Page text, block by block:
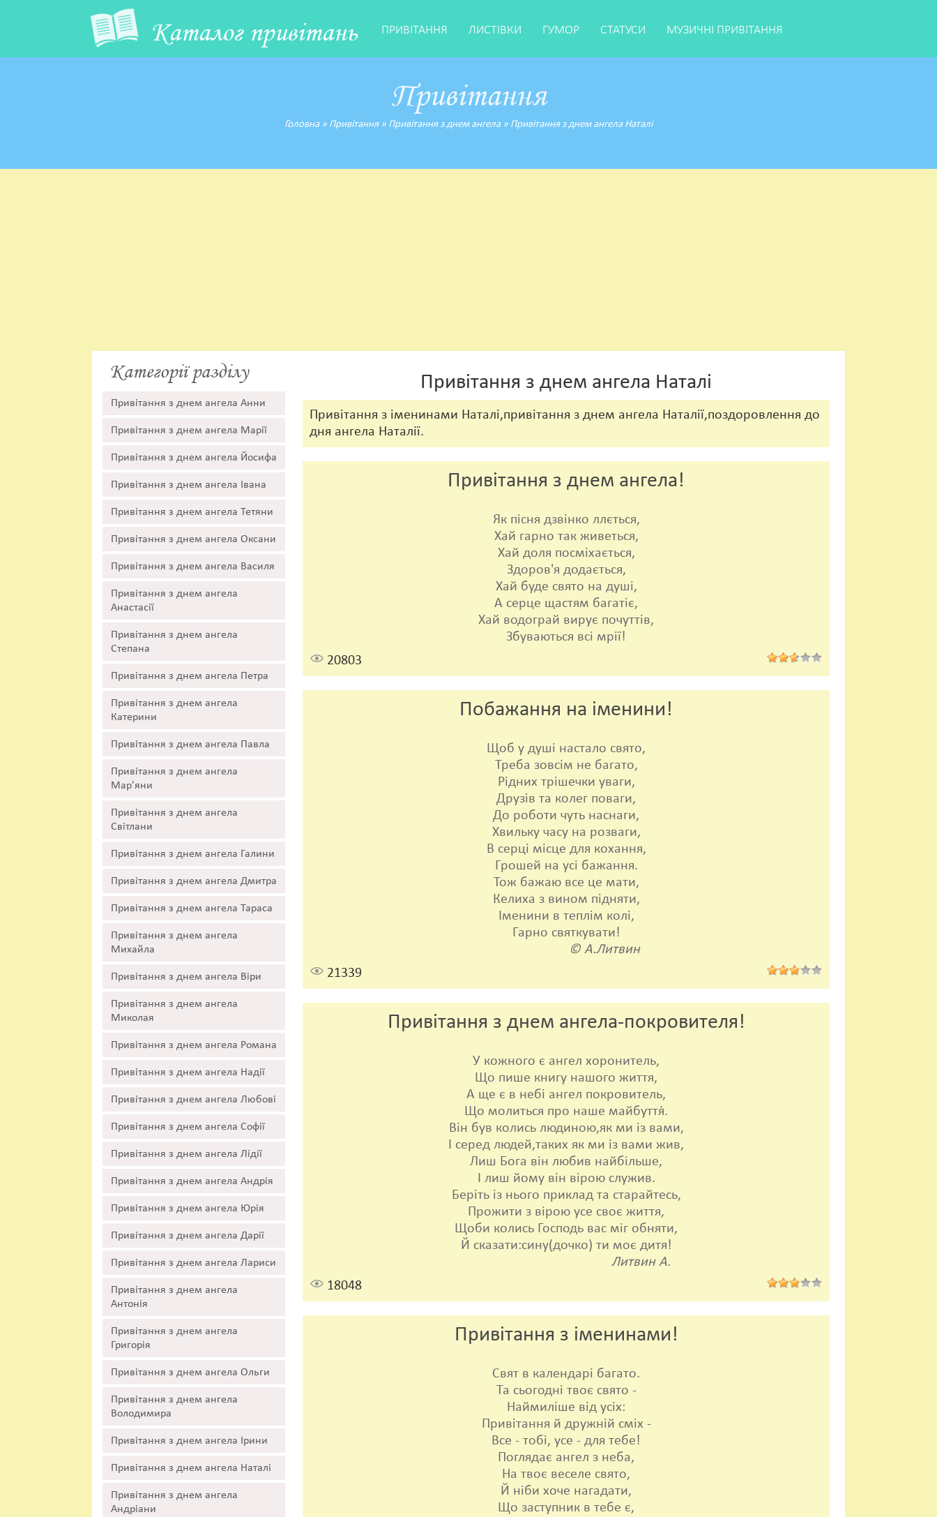
Каталог привітань ПРИВІТАННЯ ЛИСТІВКИ ГУМОР СТАТУСИ МУЗИЧНІ ПРИВІТАННЯ
Привітання
Головна» Привітання» Привітання з днем ангела» Привітання з днем ангела Наталі
Категорії разділу
Привітання з днем ангела Анни
Привітання з днем ангела Марії
Привітання з днем ангела Йосифа
Привітання з днем ангела Івана
Привітання з днем ангела Тетяни
Привітання з днем ангела Оксани
Привітання з днем ангела Василя
Привітання з днем ангела
Анастасії
Привітання з днем ангела
Степана
Привітання з днем ангела Петра
Привітання з днем ангела
Катерини
Привітання з днем ангела Павла
Привітання з днем ангела
Мар'яни
Привітання з днем ангела
Світлани
Привітання з днем ангела Галини
Привітання з днем ангела Дмитра
Привітання з днем ангела Тараса
Привітання з днем ангела
Михайла
Привітання з днем ангела Віри
Привітання з днем ангела
Миколая
Привітання з днем ангела Романа
Привітання з днем ангела Надії
Привітання з днем ангела Любові
Привітання з днем ангела Софії
Привітання з днем ангела Лідії
Привітання з днем ангела Андрія
Привітання з днем ангела Юрія
Привітання з днем ангела Дарії
Привітання з днем ангела Лариси
Привітання з днем ангела
Антонія
Привітання з днем ангела
Григорія
Привітання з днем ангела Ольги
Привітання з днем ангела
Володимира
Привітання з днем ангела Ірини
Привітання з днем ангела Наталі
Привітання з днем ангела
Андріани
Привітання з днем ангела Наталі
Привітання з іменинами Наталі,привітання з днем ангела Наталії,поздоровлення до
дня ангела Наталії.
Привітання з днем ангела!
Як пісня дзвінко ллється,
Хай гарно так живеться,
Хай доля посміхається,
Здоров'я додається,
Хай буде свято на душі,
А серце щастям багатіє,
Хай водограй вирує почуттів,
Збуваються всі мрії!
20803
Побажання на іменини!
Щоб у душі настало свято,
Треба зовсім не багато,
Рідних трішечки уваги,
Друзів та колег поваги,
До роботи чуть наснаги,
Хвильку часу на розваги,
В серці місце для кохання,
Грошей на усі бажання.
Тож бажаю все це мати,
Келиха з вином підняти,
Іменини в теплім колі,
Гарно святкувати!
© А.Литвин
21339
Привітання з днем ангела-покровителя!
У кожного є ангел хоронитель,
Що пише книгу нашого життя,
А ще є в небі ангел покровитель,
Що молиться про наше майбуття́.
Він був колись людиною,як ми із вами,
І серед людей,таких як ми із вами жив,
Лиш Бога він любив найбільше,
І лиш йому він вірою служив.
Беріть із нього приклад та старайтесь,
Прожити з вірою усе своє життя,
Щоби колись Господь вас міг обняти,
Й сказати:сину(дочко) ти моє дитя!
Литвин А.
18048
Привітання з іменинами!
Свят в календарі багато.
Та сьогодні твоє свято -
Наймиліше від усіх:
Привітання й дружній сміх -
Все - тобі, усе - для тебе!
Поглядає ангел з неба,
На твоє веселе свято,
Й ніби хоче нагадати,
Що заступник в тебе є,